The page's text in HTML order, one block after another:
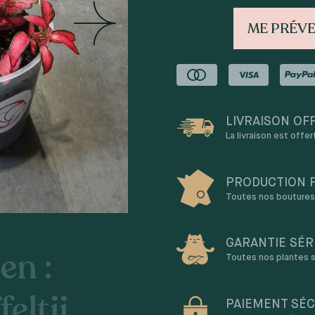
ME
LIVRAISON
La livraison est
PRODUCTION
Toutes nos
GARANTIE
Toutes nos plantes
PAIEMENT
: